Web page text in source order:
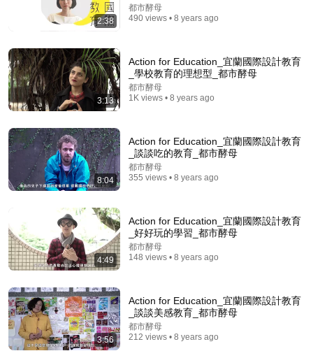
On the Spot
Shane Hummus • 1.6M views
AUGUST 9–11 DIVINE ALERT! GOD SAYS THESE 3
DAYS ARE CRITICAL YOU NEED TO SEE THIS
NOW🔥Fr. Ripperger
Catholic Wisdom
New 47K views
2:38
都市酵母
490 views • 8 years ago
3:13
Action for Education_宜蘭國際設計教育
_學校教育的理想型_都市酵母
都市酵母
1K views • 8 years ago
8:04
Action for Education_宜蘭國際設計教育
_談談吃的教育_都市酵母
都市酵母
355 views • 8 years ago
4:49
Action for Education_宜蘭國際設計教育
_好好玩的學習_都市酵母
都市酵母
148 views • 8 years ago
3:56
Action for Education_宜蘭國際設計教育
_談談美感教育_都市酵母
都市酵母
212 views • 8 years ago